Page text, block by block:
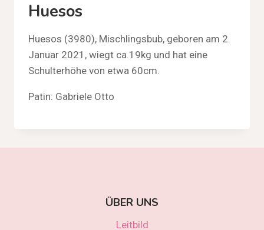
Huesos
Huesos (3980), Mischlingsbub, geboren am 2.
Januar 2021, wiegt ca.19kg und hat eine
Schulterhöhe von etwa 60cm.
Patin: Gabriele Otto
ÜBER UNS
Leitbild